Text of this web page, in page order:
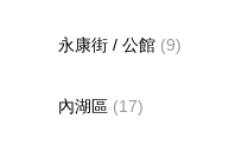
永康街 / 公館 (9)
內湖區 (17)